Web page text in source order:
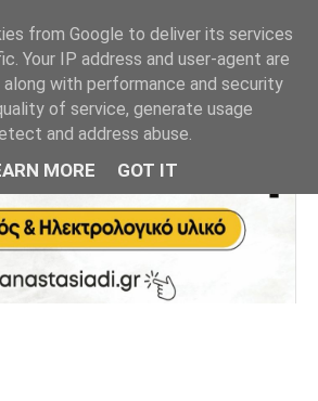
from Google to deliver its services
Your IP address and user-agent are
with performance and security
of service, generate usage
and address abuse.
MORE GOT IT